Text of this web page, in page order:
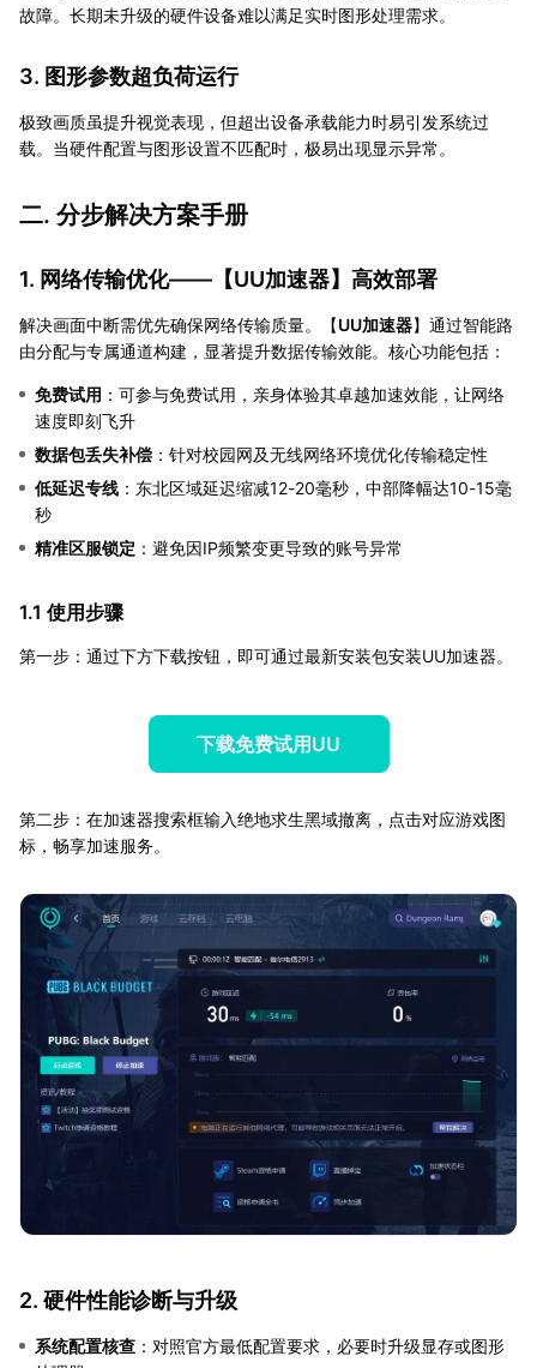
故障。长期未升级的硬件设备难以满足实时图形处理需求。
3. 图形参数超负荷运行
极致画质虽提升视觉表现，但超出设备承载能力时易引发系统过
载。当硬件配置与图形设置不匹配时，极易出现显示异常。
二. 分步解决方案手册
1. 网络传输优化——【UU加速器】高效部署
解决画面中断需优先确保网络传输质量。【UU加速器】通过智能路
由分配与专属通道构建，显著提升数据传输效能。核心功能包括：
免费试用 ：可参与免费试用，亲身体验其卓越加速效能，让网络
速度即刻飞升
数据包丢失补偿 ：针对校园网及无线网络环境优化传输稳定性
低延迟专线 ：东北区域延迟缩减12-20毫秒，中部降幅达10-15毫
秒
精准区服锁定 ：避免因IP频繁变更导致的账号异常
1.1 使用步骤
第一步：通过下方下载按钮，即可通过最新安装包安装UU加速器。
下载免费试用UU
第二步：在加速器搜索框输入绝地求生黑域撤离，点击对应游戏图
标，畅享加速服务。
2. 硬件性能诊断与升级
系统配置核查 ：对照官方最低配置要求，必要时升级显存或图形